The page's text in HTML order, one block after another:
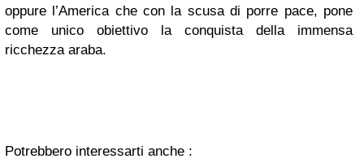
oppure l’America che con la scusa di porre pace, pone
come unico obiettivo la conquista della immensa
ricchezza araba.
Potrebbero interessarti anche :